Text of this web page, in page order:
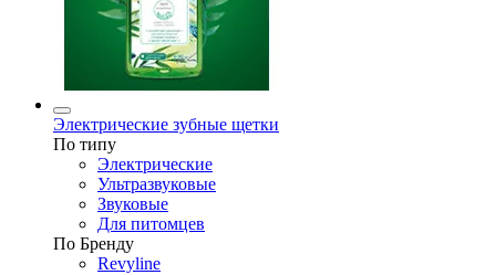
Электрические зубные щетки
По типу
Электрические
Ультразвуковые
Звуковые
Для питомцев
По Бренду
Revyline